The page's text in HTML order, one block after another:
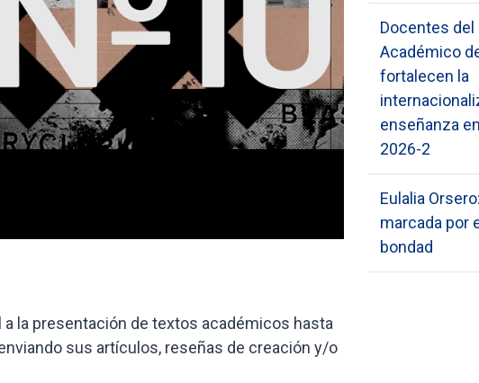
a la presentación de textos académicos hasta
sus artículos, reseñas de creación y/o
Docentes
Académico
fortalecen la
enseñanza
2026-2
Eulalia
marcada por
bondad